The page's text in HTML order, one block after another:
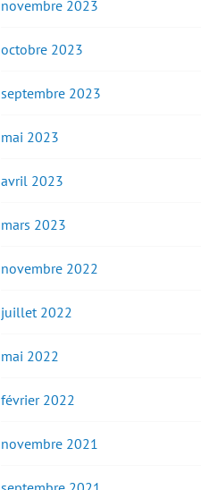
novembre 2023
octobre 2023
septembre 2023
mai 2023
avril 2023
mars 2023
novembre 2022
juillet 2022
mai 2022
février 2022
novembre 2021